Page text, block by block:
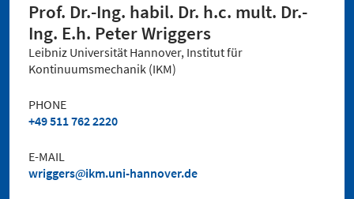
Prof. Dr.-Ing. habil. Dr. h.c. mult. Dr.-
Ing. E.h. Peter Wriggers
Leibniz Universität Hannover, Institut für
Kontinuumsmechanik (IKM)
PHONE
+49 511 762 2220
E-MAIL
wriggers
ikm.uni-hannover.de